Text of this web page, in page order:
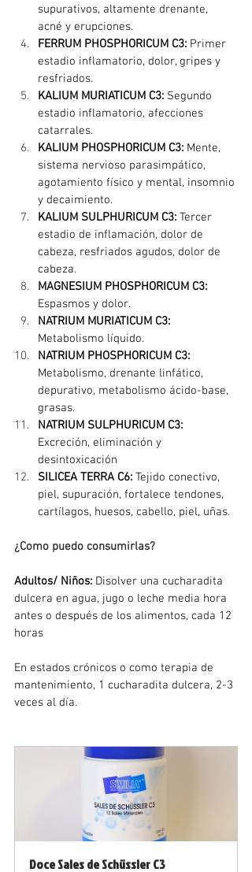
supurativos, altamente drenante,
acné y erupciones.
FERRUM PHOSPHORICUM C3: Primer
estadio inflamatorio, dolor, gripes y
resfriados.
KALIUM MURIATICUM C3: Segundo
estadio inflamatorio, afecciones
catarrales.
KALIUM PHOSPHORICUM C3: Mente,
sistema nervioso parasimpático,
agotamiento físico y mental, insomnio
y decaimiento.
KALIUM SULPHURICUM C3: Tercer
estadio de inflamación, dolor de
cabeza, resfriados agudos, dolor de
cabeza.
MAGNESIUM PHOSPHORICUM C3:
Espasmos y dolor.
NATRIUM MURIATICUM C3:
Metabolismo líquido.
NATRIUM PHOSPHORICUM C3:
Metabolismo, drenante linfático,
depurativo, metabolismo ácido-base,
grasas.
NATRIUM SULPHURICUM C3:
Excreción, eliminación y
desintoxicación
SILICEA TERRA C6: Tejido conectivo,
piel, supuración, fortalece tendones,
cartílagos, huesos, cabello, piel, uñas.
¿Como puedo consumirlas?
Adultos/ Niños: Disolver una cucharadita
dulcera en agua, jugo o leche media hora
antes o después de los alimentos, cada 12
horas
En estados crónicos o como terapia de
mantenimiento, 1 cucharadita dulcera, 2-3
veces al día.
Doce Sales de Schüssler C3